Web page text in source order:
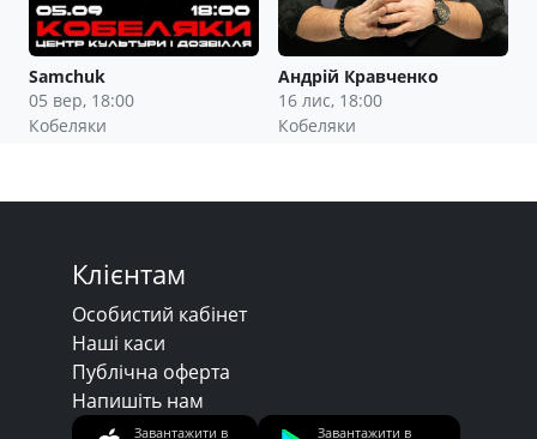
Samchuk
05 вер, 18:00
Кобеляки
Андрій Кравченко
16 лис, 18:00
Кобеляки
Клієнтам
Особистий кабінет
Наші каси
Публічна оферта
Напишіть нам
Завантажити в Завантажити в